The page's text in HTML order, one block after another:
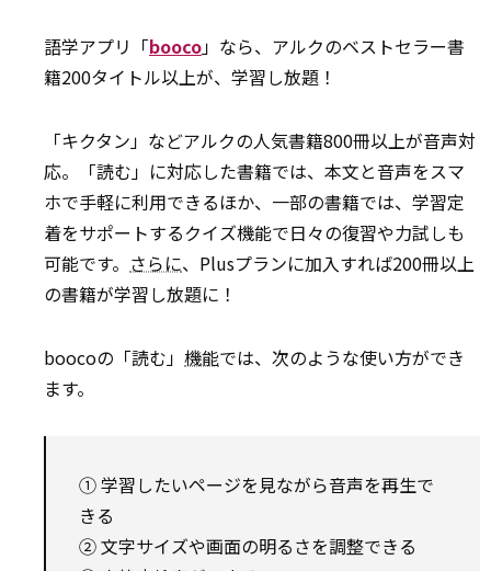
語学アプリ「booco」なら、アルクのベストセラー書
籍200タイトル以上が、学習し放題！
「キクタン」などアルクの人気書籍800冊以上が音声対
応。「読む」に対応した書籍では、本文と音声をスマ
ホで手軽に利用できるほか、一部の書籍では、学習定
着をサポートするクイズ機能で日々の復習や力試しも
可能です。 さらに、Plusプランに加入すれば200冊以上
の書籍が学習し放題に！
boocoの「読む」 機能では、次のような使い方ができ
ます。
① 学習したいページを見ながら音声を再生で
きる
② 文字サイズや画面の明るさを調整できる